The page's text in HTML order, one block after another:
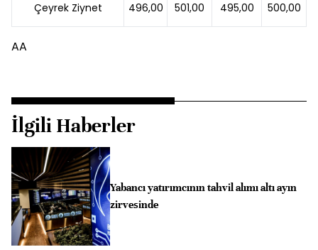
Çeyrek Ziynet 496,00 501,00 495,00 500,00
AA
İlgili Haberler
Yabancı yatırımcının tahvil alımı altı ayın
zirvesinde